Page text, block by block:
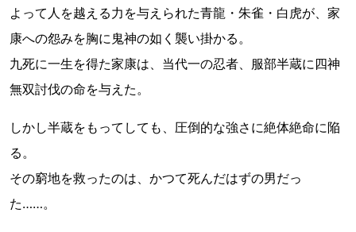
よって人を越える力を与えられた青龍・朱雀・白虎が、家
康への怨みを胸に鬼神の如く襲い掛かる。
九死に一生を得た家康は、当代一の忍者、服部半蔵に四神
無双討伐の命を与えた。
しかし半蔵をもってしても、圧倒的な強さに絶体絶命に陥
る。
その窮地を救ったのは、かつて死んだはずの男だっ
た……。